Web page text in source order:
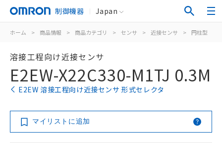
制御機器 Japan
ホーム > 商品情報 > 商品カテゴリ > センサ > 近接センサ > 円柱型
溶接工程向け近接センサ
E2EW-X22C330-M1TJ 0.3M
E2EW 溶接工程向け近接センサ 形式セレクタ
マイリストに追加